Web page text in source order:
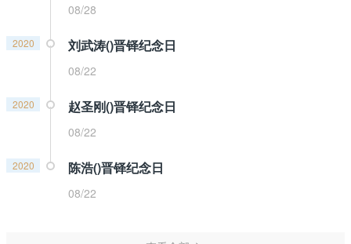
08/28
2020 刘武涛()晋铎纪念日
08/22
2020 赵圣刚()晋铎纪念日
08/22
2020 陈浩()晋铎纪念日
08/22